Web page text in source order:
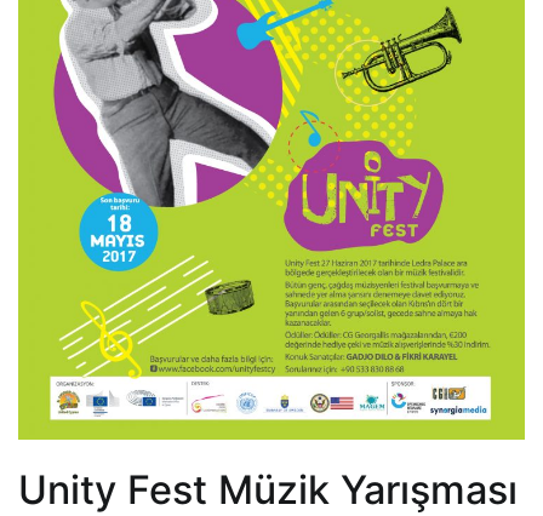
Unity Fest Müzik Yarışması